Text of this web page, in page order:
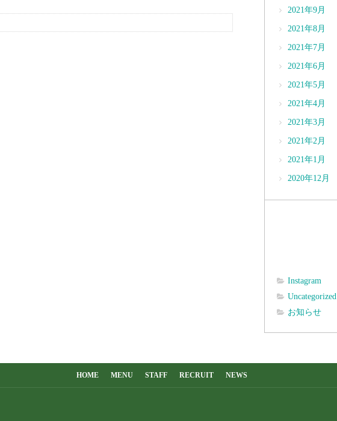
2021年9月
2021年8月
2021年7月
2021年6月
2021年5月
2021年4月
2021年3月
2021年2月
2021年1月
2020年12月
Instagram
Uncategorized
お知らせ
HOME MENU STAFF RECRUIT NEWS